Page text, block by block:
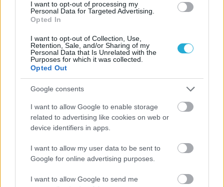
I want to opt-out of processing my
Personal Data for Targeted Advertising.
Opted In
I want to opt-out of Collection, Use,
Retention, Sale, and/or Sharing of my
Personal Data that Is Unrelated with the
Purposes for which it was collected.
Opted Out
Google consents
I want to allow Google to enable storage
related to advertising like cookies on web or
device identifiers in apps.
I want to allow my user data to be sent to
Google for online advertising purposes.
I want to allow Google to send me
ΡΟΗ ΕΙΔΗΣΕΩΝ
08/08/2026
Δείπνο της ΕΟΠΕ προς τιμήν του Ισίδωρου Κούβελου